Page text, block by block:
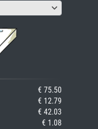
€ 75.50
€ 12.79
€ 42.03
€ 1.08